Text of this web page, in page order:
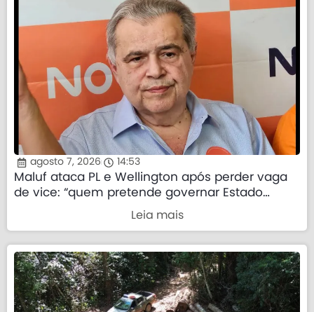
agosto 7, 2026 14:53
Maluf ataca PL e Wellington após perder vaga
de vice: “quem pretende governar Estado
precisa demonstrar que sua palavra tem valor”
Leia mais